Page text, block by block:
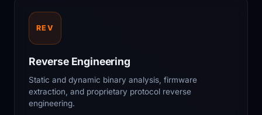
REV
Reverse Engineering
Static and dynamic binary analysis, firmware
extraction, and proprietary protocol reverse
engineering.